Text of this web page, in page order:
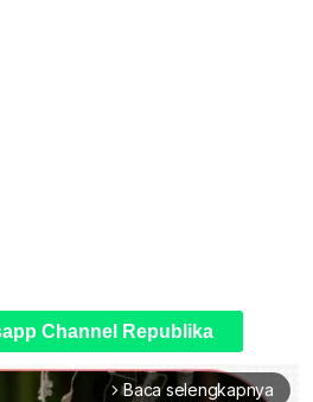
Channel Republika
arrow_forward_ios Baca selengkapnya